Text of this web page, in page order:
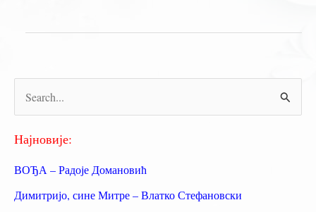
р
е
р
а
Најновије:
ВОЂА – Радоје Домановић
Димитријо, сине Митре – Влатко Стефановски